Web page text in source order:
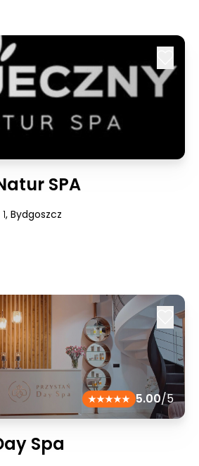
SPA
| 1, Bydgoszcz
5.00/5
Spa